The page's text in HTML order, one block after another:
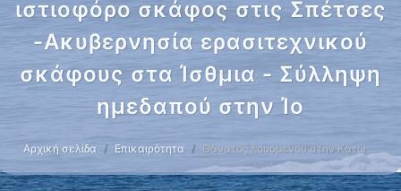
ιστιοφόρο σκάφος στις Σπέτσες
-Ακυβερνησία ερασιτεχνικού
σκάφους στα Ίσθμια - Σύλληψη
ημεδαπού στην Ίο
Αρχική σελίδα Επικαιρότητα Θάνατος λουόμενου στην Κάτω …